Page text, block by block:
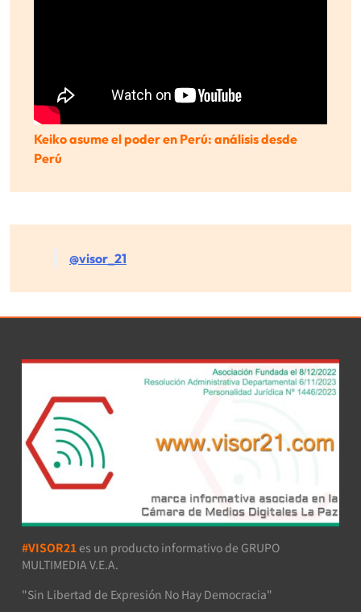
Keiko asume el poder en Perú: análisis desde
Perú
@visor_21
#VISOR21 es un producto informativo de GRUPO
MULTIMEDIA V.E.A.
"Sin Libertad de Expresión No Hay Democracia"